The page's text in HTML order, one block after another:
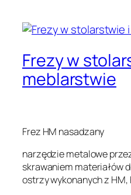
Frezy w
meblarstwie
Frez HM nasadzany
narzędzie metalowe
skrawaniem materiałów
ostrzy wykonanych z HM,